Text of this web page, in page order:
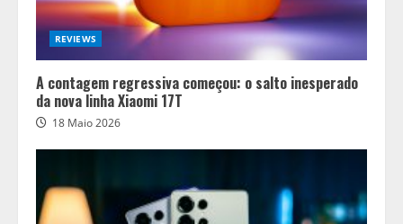
REVIEWS
A contagem regressiva começou: o salto inesperado
da nova linha Xiaomi 17T
18 Maio 2026